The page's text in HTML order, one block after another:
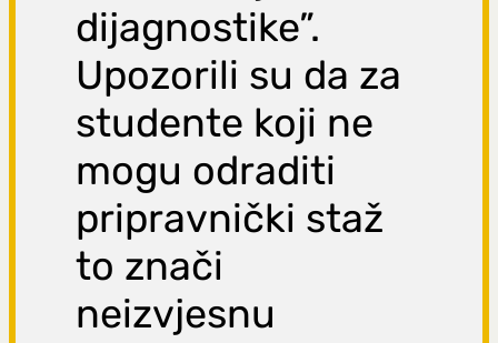
dijagnostike”.
Upozorili su da za
studente koji ne
mogu odraditi
pripravnički staž
to znači
neizvjesnu